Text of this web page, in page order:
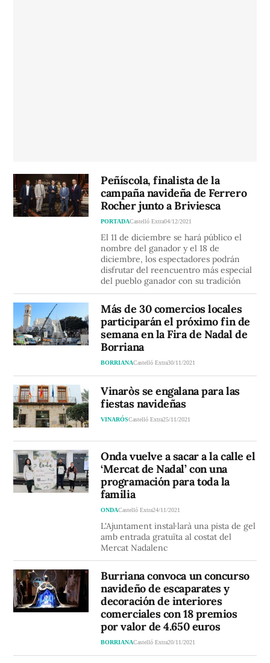
Peñíscola, finalista de la
campaña navideña de Ferrero
Rocher junto a Briviesca
PORTADACastelló Extra04/12/2021
El 11 de diciembre se hará público el
nombre del ganador y el 18 de
diciembre, los espectadores podrán
disfrutar del reencuentro más especial
del pueblo ganador con su tradición
Más de 30 comercios locales
participarán el próximo fin de
semana en la Fira de Nadal de
Borriana
BORRIANACastelló Extra30/11/2021
Vinaròs se engalana para las
fiestas navideñas
VINARÓSCastelló Extra25/11/2021
Onda vuelve a sacar a la calle el
‘Mercat de Nadal’ con una
programación para toda la
familia
ONDACastelló Extra24/11/2021
L'Ajuntament instal·larà una pista de gel
amb entrada gratuïta al costat del
Mercat Nadalenc
Burriana convoca un concurso
navideño de escaparates y
decoración de interiores
comerciales con 18 premios
por valor de 4.650 euros
BORRIANACastelló Extra20/11/2021